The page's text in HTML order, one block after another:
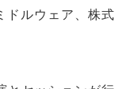
ルウェア、株式